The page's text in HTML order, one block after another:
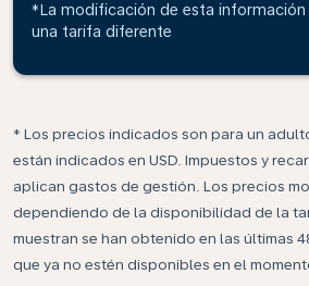
*La modificación de esta información
una tarifa diferente
* Los precios indicados son para un
están indicados en USD. Impuestos y
aplican gastos de gestión. Los precios
dependiendo de la disponibilidad de la
muestran se han obtenido en las últimas
que ya no estén disponibles en el